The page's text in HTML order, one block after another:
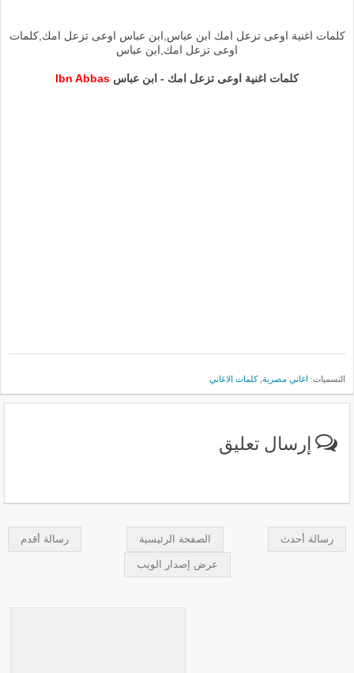
كلمات اغنية اوعى تزعل امك ابن عباس,ابن عباس اوعى تزعل امك,كلمات
اوعى تزعل امك,ابن عباس
كلمات اغنية اوعى تزعل امك - ابن عباس Ibn Abbas
التسميات: اغاني مصرية ,كلمات الاغاني
إرسال تعليق
رسالة أحدث رسالة أقدم الصفحة الرئيسية
عرض إصدار الويب